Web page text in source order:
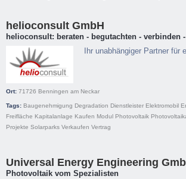
helioconsult GmbH
helioconsult: beraten - begutachten - verbinden
Ihr unabhängiger Partner für
Ort: 71726 Benningen am Neckar
Tags: Baugenehmigung Degradation Dienstleister Elektromobil
Freifläche Kapitalanlage Kaufen Modul Photovoltaik
Projekte Solarparks Verkaufen Vertrag
Universal Energy Engineering
Photovoltaik vom Spezialisten